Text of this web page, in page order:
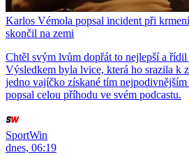
Karlos Vémola popsal incident při
skončil na zemi
Chtěl svým lvům dopřát to nejlepší a
Výsledkem byla lvice, která ho srazila k
jedno vajíčko získané tím
popsal celou příhodu ve svém podcastu.
SportWin
dnes, 06:19